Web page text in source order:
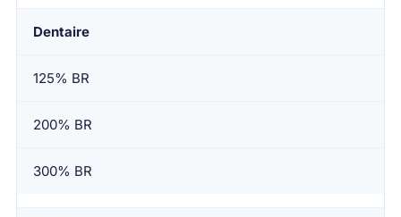
Dentaire
125% BR
200% BR
300% BR